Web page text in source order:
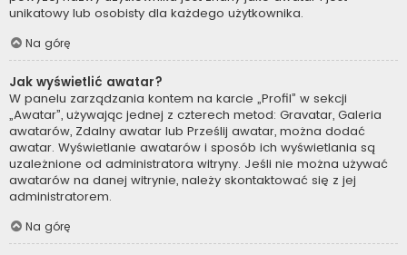
unikatowy lub osobisty dla każdego użytkownika.
Na górę
Jak wyświetlić awatar?
W panelu zarządzania kontem na karcie „Profil” w sekcji
„Awatar”, używając jednej z czterech metod: Gravatar, Galeria
awatarów, Zdalny awatar lub Prześlij awatar, można dodać
awatar. Wyświetlanie awatarów i sposób ich wyświetlania są
uzależnione od administratora witryny. Jeśli nie można używać
awatarów na danej witrynie, należy skontaktować się z jej
administratorem.
Na górę